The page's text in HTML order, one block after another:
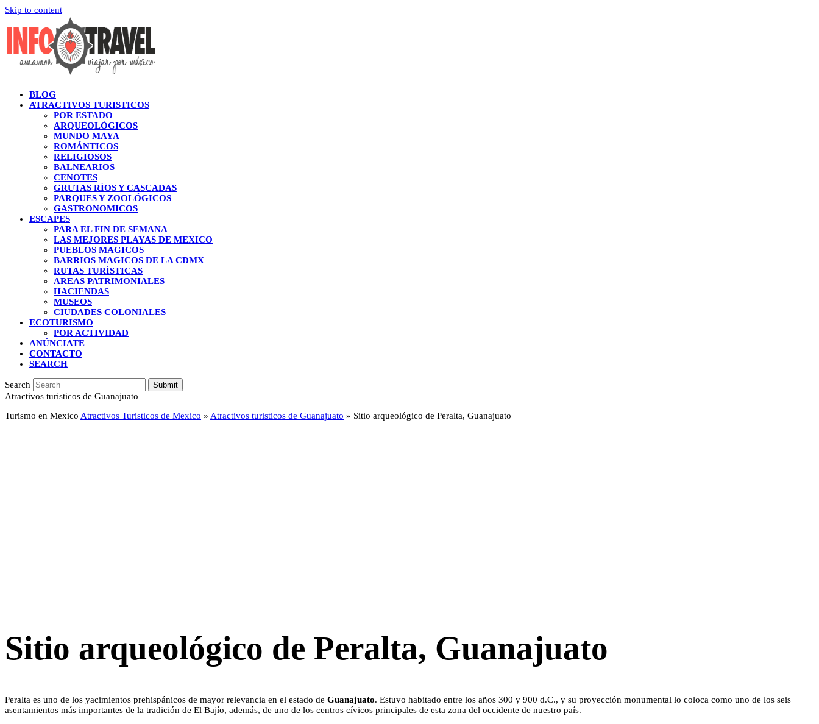
Skip to content
BLOG
ATRACTIVOS TURISTICOS
POR ESTADO
ARQUEOLÓGICOS
MUNDO MAYA
ROMÁNTICOS
RELIGIOSOS
BALNEARIOS
CENOTES
GRUTAS RÍOS Y CASCADAS
PARQUES Y ZOOLÓGICOS
GASTRONOMICOS
ESCAPES
PARA EL FIN DE SEMANA
LAS MEJORES PLAYAS DE MEXICO
PUEBLOS MAGICOS
BARRIOS MAGICOS DE LA CDMX
RUTAS TURÍSTICAS
AREAS PATRIMONIALES
HACIENDAS
MUSEOS
CIUDADES COLONIALES
ECOTURISMO
POR ACTIVIDAD
ANÚNCIATE
CONTACTO
SEARCH
Search Submit
Atractivos turisticos de Guanajuato
Turismo en Mexico Atractivos Turisticos de Mexico » Atractivos turisticos de Guanajuato » Sitio arqueológico de Peralta, Guanajuato
Sitio arqueológico de Peralta, Guanajuato
Peralta es uno de los yacimientos prehispánicos de mayor relevancia en el estado de Guanajuato. Estuvo habitado entre los años 300 y 900 d.C., y su proyección monumental lo coloca como uno de los seis
asentamientos más importantes de la tradición de El Bajío, además, de uno de los centros cívicos principales de esta zona del occidente de nuestro país.